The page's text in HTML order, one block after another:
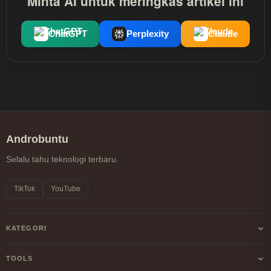
ChatGPT Perplexity Claude
Androbuntu
Selalu tahu teknologi terbaru.
TikTok YouTube
KATEGORI
Android
TOOLS